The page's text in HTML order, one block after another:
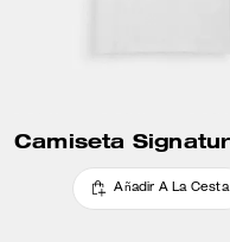
Añadir A La Cesta